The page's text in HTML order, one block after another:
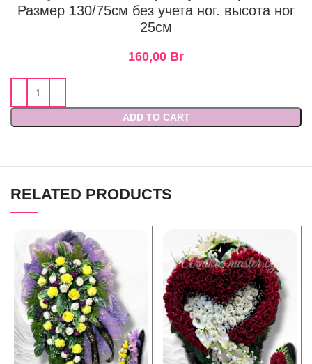
Размер 130/75см без учета ног. высота ног
25см
160,00 Br
ADD TO CART
RELATED PRODUCTS